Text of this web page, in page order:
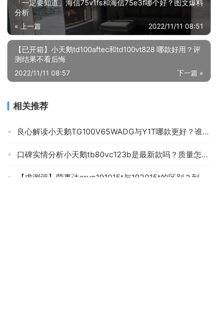
「一定要知道」海信75v1fs和海信75e3f哪个好？图文爆料
分析
« 上一篇 2022/11/11 08:51
【已开箱】小天鹅td100aftec和td100vt828 哪款好用？评
测结果不看后悔
下一篇 »
2022/11/11 08:57
相关推荐
良心解读小天鹅TG100V65WADG与Y1T哪款更好？谁是性价比之王
口碑实情分析小天鹅tb80vc123b是最新款吗？质量怎么样值不值得买